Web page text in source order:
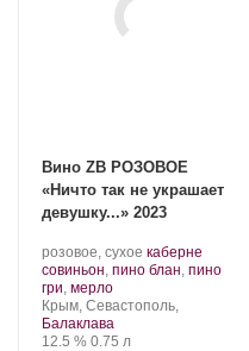
Вино ZB РОЗОВОЕ
«Ничто так не украшает
девушку...» 2023
Производитель:
Золотая
Балка.
розовое, сухое .
Сорт
каберне
совиньон, пино блан, пино
гри, мерло.
Регион:
Крым, Севастополь,
Балаклава
Крепость
12.5 %. Объем
0.75 л